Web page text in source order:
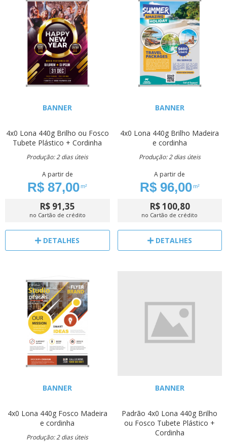
BANNER
4x0 Lona 440g Brilho ou Fosco
Tubete Plástico + Cordinha
Produção: 2 dias úteis
A partir de
R$ 87,00m²
R$ 91,35
no Cartão de crédito
DETALHES
BANNER
4x0 Lona 440g Brilho Madeira
e cordinha
Produção: 2 dias úteis
A partir de
R$ 96,00m²
R$ 100,80
no Cartão de crédito
DETALHES
BANNER
4x0 Lona 440g Fosco Madeira
e cordinha
Produção: 2 dias úteis
BANNER
Padrão 4x0 Lona 440g Brilho
ou Fosco Tubete Plástico +
Cordinha